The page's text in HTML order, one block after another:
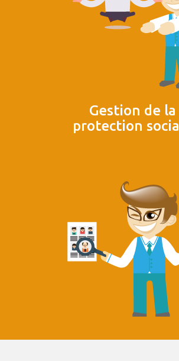
Gestion de la
protection